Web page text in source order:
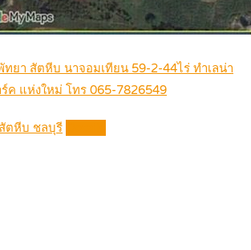
ยา สัตหีบ นาจอมเทียน 59-2-44ไร่ ทำเลน่า
ค แห่งใหม่ โทร 065-7826549
ตหีบ ชลบุรี